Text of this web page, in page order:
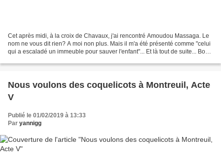
Cet après midi, à la croix de Chavaux, j'ai rencontré Amoudou Massaga. Le
nom ne vous dit rien? A moi non plus. Mais il m'a été présenté comme "celui
qui a escaladé un immeuble pour sauver l'enfant"... Et là tout de suite... Bon
Nous voulons des coquelicots à Montreuil, Acte
V
Publié le 01/02/2019 à 13:33
Par yannigg